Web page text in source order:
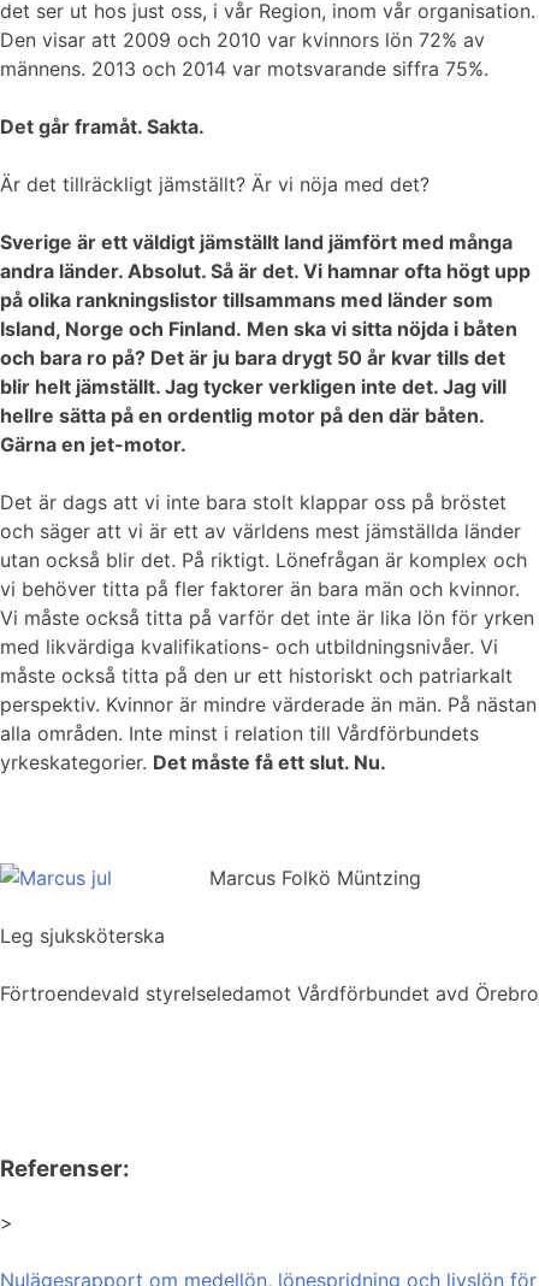
det ser ut hos just oss, i vår Region, inom vår organisation.
Den visar att 2009 och 2010 var kvinnors lön 72% av
männens. 2013 och 2014 var motsvarande siffra 75%.
Det går framåt. Sakta.
Är det tillräckligt jämställt? Är vi nöja med det?
Sverige är ett väldigt jämställt land jämfört med många
andra länder. Absolut. Så är det. Vi hamnar ofta högt upp
på olika rankningslistor tillsammans med länder som
Island, Norge och Finland. Men ska vi sitta nöjda i båten
och bara ro på? Det är ju bara drygt 50 år kvar tills det
blir helt jämställt. Jag tycker verkligen inte det. Jag vill
hellre sätta på en ordentlig motor på den där båten.
Gärna en jet-motor.
Det är dags att vi inte bara stolt klappar oss på bröstet
och säger att vi är ett av världens mest jämställda länder
utan också blir det. På riktigt. Lönefrågan är komplex och
vi behöver titta på fler faktorer än bara män och kvinnor.
Vi måste också titta på varför det inte är lika lön för yrken
med likvärdiga kvalifikations- och utbildningsnivåer. Vi
måste också titta på den ur ett historiskt och patriarkalt
perspektiv. Kvinnor är mindre värderade än män. På nästan
alla områden. Inte minst i relation till Vårdförbundets
yrkeskategorier. Det måste få ett slut. Nu.
Marcus Folkö Müntzing
Leg sjuksköterska
Förtroendevald styrelseledamot Vårdförbundet avd Örebro
Referenser:
>
Nulägesrapport om medellön, lönespridning och livslön för